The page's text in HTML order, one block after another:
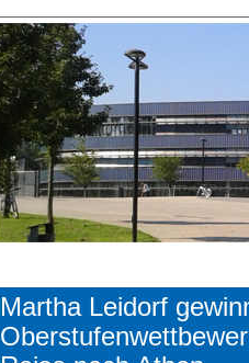
Martha Leidorf